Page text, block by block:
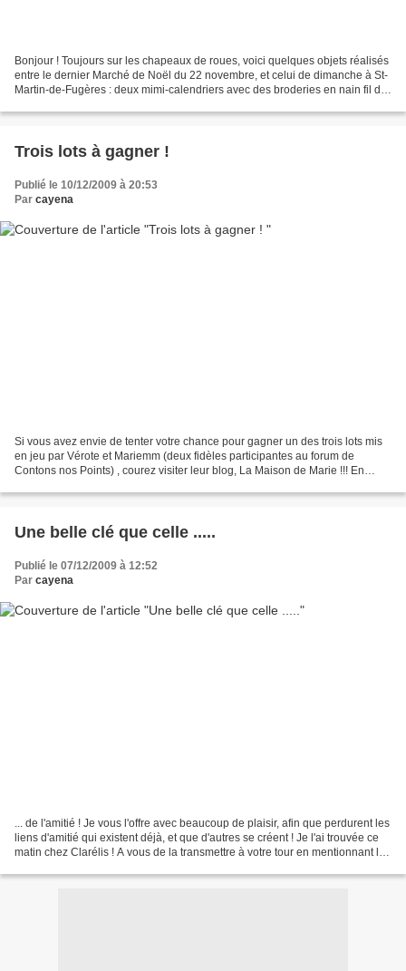
Bonjour ! Toujours sur les chapeaux de roues, voici quelques objets réalisés
entre le dernier Marché de Noël du 22 novembre, et celui de dimanche à St-
Martin-de-Fugères : deux mimi-calendriers avec des broderies en nain fil de
Trois lots à gagner !
Publié le 10/12/2009 à 20:53
Par cayena
Si vous avez envie de tenter votre chance pour gagner un des trois lots mis
en jeu par Vérote et Mariemm (deux fidèles participantes au forum de
Contons nos Points) , courez visiter leur blog, La Maison de Marie !!! En
Une belle clé que celle .....
Publié le 07/12/2009 à 12:52
Par cayena
... de l'amitié ! Je vous l'offre avec beaucoup de plaisir, afin que perdurent les
liens d'amitié qui existent déjà, et que d'autres se créent ! Je l'ai trouvée ce
matin chez Clarélis ! A vous de la transmettre à votre tour en mentionnant le